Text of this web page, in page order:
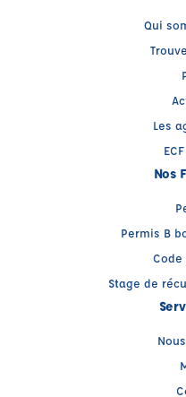
Qui
Les
Nos
Permis B
Stage de